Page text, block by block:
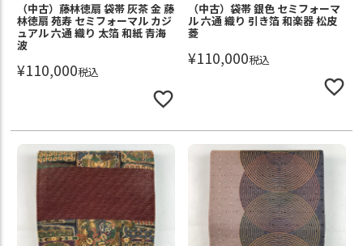
（中古）藤林徳扇 袋帯 灰茶 金 藤
林徳扇 苑寿 セミフォーマル カジ
ュアル 六通 織り 太箔 和紙 青海
波
¥110,000税込
（中古）袋帯 銀色 セミフォーマ
ル 六通 織り 引き箔 和楽器 松皮
菱
¥110,000税込